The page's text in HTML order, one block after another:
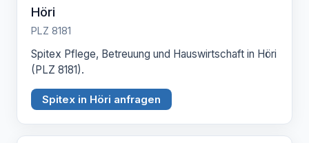
Höri
PLZ 8181
Spitex Pflege, Betreuung und Hauswirtschaft in Höri
(PLZ 8181).
Spitex in Höri anfragen